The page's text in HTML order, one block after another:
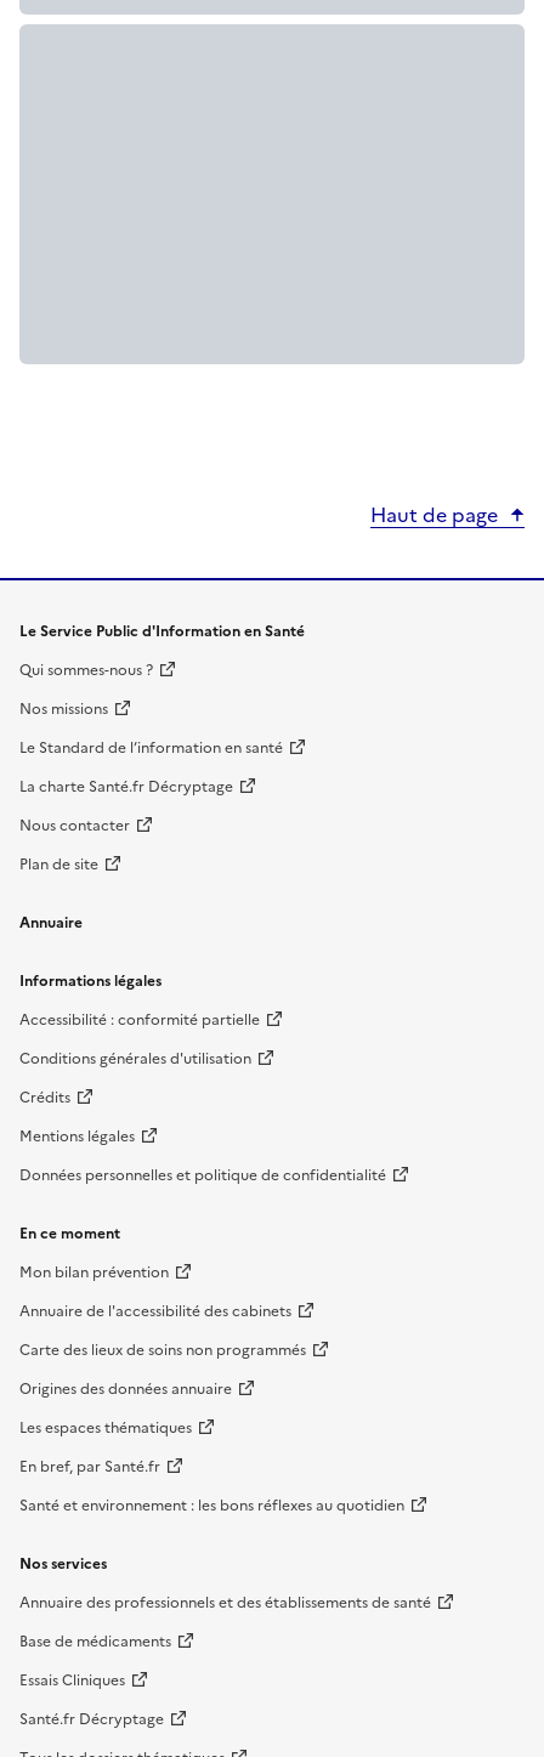
Haut de page
Le Service Public d'Information en Santé
Qui sommes-nous ?
Nos missions
Le Standard de l’information en santé
La charte Santé.fr Décryptage
Nous contacter
Plan de site
Annuaire
Informations légales
Accessibilité : conformité partielle
Conditions générales d'utilisation
Crédits
Mentions légales
Données personnelles et politique de confidentialité
En ce moment
Mon bilan prévention
Annuaire de l'accessibilité des cabinets
Carte des lieux de soins non programmés
Origines des données annuaire
Les espaces thématiques
En bref, par Santé.fr
Santé et environnement : les bons réflexes au quotidien
Nos services
Annuaire des professionnels et des établissements de santé
Base de médicaments
Essais Cliniques
Santé.fr Décryptage